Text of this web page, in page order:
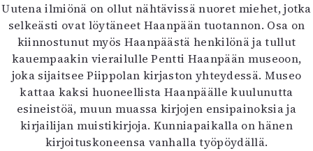
Uutena ilmiönä on ollut nähtävissä nuoret miehet, jotka
selkeästi ovat löytäneet Haanpään tuotannon. Osa on
kiinnostunut myös Haanpäästä henkilönä ja tullut
kauempaakin vierailulle Pentti Haanpään museoon,
joka sijaitsee Piippolan kirjaston yhteydessä. Museo
kattaa kaksi huoneellista Haanpäälle kuulunutta
esineistöä, muun muassa kirjojen ensipainoksia ja
kirjailijan muistikirjoja. Kunniapaikalla on hänen
kirjoituskoneensa vanhalla työpöydällä.